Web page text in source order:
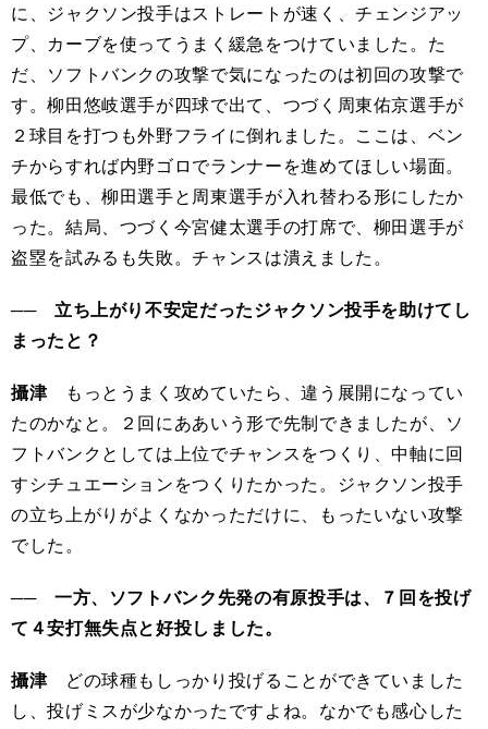
に、ジャクソン投手はストレートが速く、チェンジアッ
プ、カーブを使ってうまく緩急をつけていました。た
だ、ソフトバンクの攻撃で気になったのは初回の攻撃で
す。柳田悠岐選手が四球で出て、つづく周東佑京選手が
２球目を打つも外野フライに倒れました。ここは、ベン
チからすれば内野ゴロでランナーを進めてほしい場面。
最低でも、柳田選手と周東選手が入れ替わる形にしたか
った。結局、つづく今宮健太選手の打席で、柳田選手が
盗塁を試みるも失敗。チャンスは潰えました。
── 立ち上がり不安定だったジャクソン投手を助けてし
まったと？
攝津もっとうまく攻めていたら、違う展開になってい
たのかなと。２回にああいう形で先制できましたが、ソ
フトバンクとしては上位でチャンスをつくり、中軸に回
すシチュエーションをつくりたかった。ジャクソン投手
の立ち上がりがよくなかっただけに、もったいない攻撃
でした。
── 一方、ソフトバンク先発の有原投手は、７回を投げ
て４安打無失点と好投しました。
攝津どの球種もしっかり投げることができていました
し、投げミスが少なかったですよね。なかでも感心した